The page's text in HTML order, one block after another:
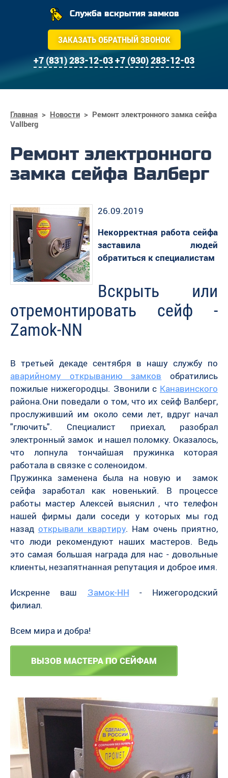
Главная > Новости > Ремонт электронного замка сейфа
Vallberg
Ремонт электронного
замка сейфа Валберг
26.09.2019
Некорректная работа сейфа
заставила людей
обратиться к специалистам
Вскрыть или
отремонтировать сейф -
Zamok-NN
В третьей декаде сентября в нашу службу по
аварийному открыванию замков обратились
пожилые нижегородцы. Звонили с Канавинского
района.Они поведали о том, что их сейф Валберг,
прослуживший им около семи лет, вдруг начал
"глючить". Специалист приехал, разобрал
электронный замок и нашел поломку. Оказалось,
что лопнула тончайшая пружинка которая
работала в связке с соленоидом.
Пружинка заменена была на новую и замок
сейфа заработал как новенький. В процессе
работы мастер Алексей выяснил , что телефон
нашей фирмы дали соседи у которых мы год
назад открывали квартиру. Нам очень приятно,
что люди рекомендуют наших мастеров. Ведь
это самая большая награда для нас - довольные
клиенты, незапятнанная репутация и доброе имя.
Искренне ваш Замок-НН - Нижегородский
филиал.
Всем мира и добра!
ВЫЗОВ МАСТЕРА ПО СЕЙФАМ
Служба вскрытия замков
ЗАКАЗАТЬ ОБРАТНЫЙ ЗВОНОК
+7 (831) 283-12-03+7 (930) 283-12-03